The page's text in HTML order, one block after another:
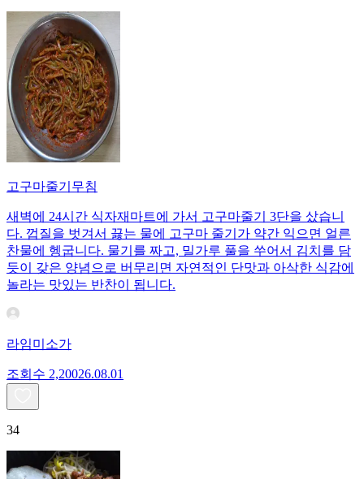
고구마줄기무침
새벽에 24시간 식자재마트에 가서 고구마줄기 3단을 샀습니
다. 껍질을 벗겨서 끓는 물에 고구마 줄기가 약간 익으면 얼른
찬물에 헹굽니다. 물기를 짜고, 밀가루 풀을 쑤어서 김치를 담
듯이 갖은 양념으로 버무리면 자연적인 단맛과 아삭한 식감에
놀라는 맛있는 반찬이 됩니다.
라임미소가
조회수 2,20026.08.01
34